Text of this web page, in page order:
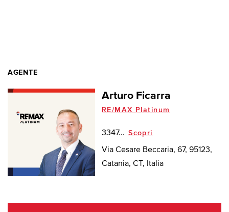
AGENTE
Arturo Ficarra
RE/MAX Platinum
3347... Scopri
Via Cesare Beccaria, 67, 95123,
Catania, CT, Italia